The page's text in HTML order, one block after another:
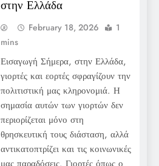
στην Ελλάδα
February 18, 2026
1
mins
Εισαγωγή Σήμερα, στην Ελλάδα,
γιορτές και εορτές σφραγίζουν την
πολιτιστική μας κληρονομιά. Η
σημασία αυτών των γιορτών δεν
περιορίζεται μόνο στη
θρησκευτική τους διάσταση, αλλά
αντικατοπτρίζει και τις κοινωνικές